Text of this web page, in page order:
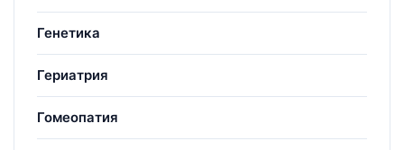
Генетика
Гериатрия
Гомеопатия